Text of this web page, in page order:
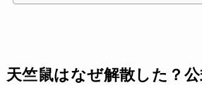
天竺鼠はなぜ解散した？